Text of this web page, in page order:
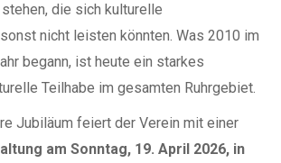
die sich kulturelle
nicht leisten könnten. Was 2010 im
begann, ist heute ein starkes
Teilhabe im gesamten Ruhrgebiet.
Jubiläum feiert der Verein mit einer
am Sonntag, 19. April 2026, in